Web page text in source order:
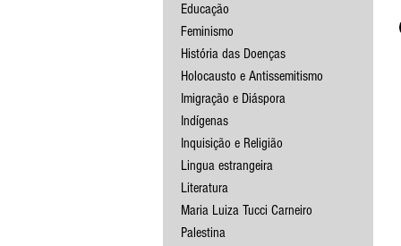
Educação
Feminismo
História das Doenças
Holocausto e Antissemitismo
Imigração e Diáspora
Indígenas
Inquisição e Religião
Lingua estrangeira
Literatura
Maria Luiza Tucci Carneiro
Palestina